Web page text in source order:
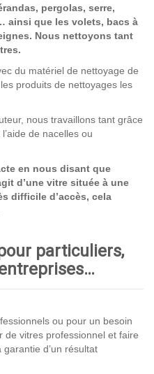
pergolas, serre,
ainsi que les volets, bacs à
Nous nettoyons tant
du matériel de nettoyage de
produits de nettoyages les
nous travaillons tant grâce
de nacelles ou
en nous disant que
d’une vitre située à une
difficile d’accès, cela
particuliers,
ou pour un besoin
de vitres professionnel et faire
garantie d’un résultat